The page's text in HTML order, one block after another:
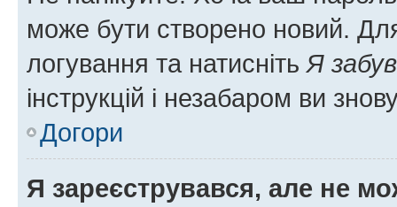
може бути створено новий.
логування та натисніть Я
інструкцій і незабаром ви
Догори
Я зареєструвався, але не